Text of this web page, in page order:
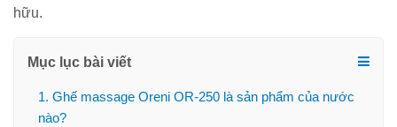
hữu.
Mục lục bài viết
1. Ghế massage Oreni OR-250 là sản phẩm của nước
nào?